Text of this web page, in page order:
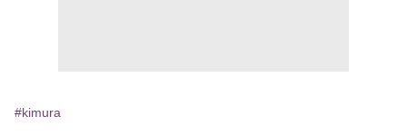
#kimura